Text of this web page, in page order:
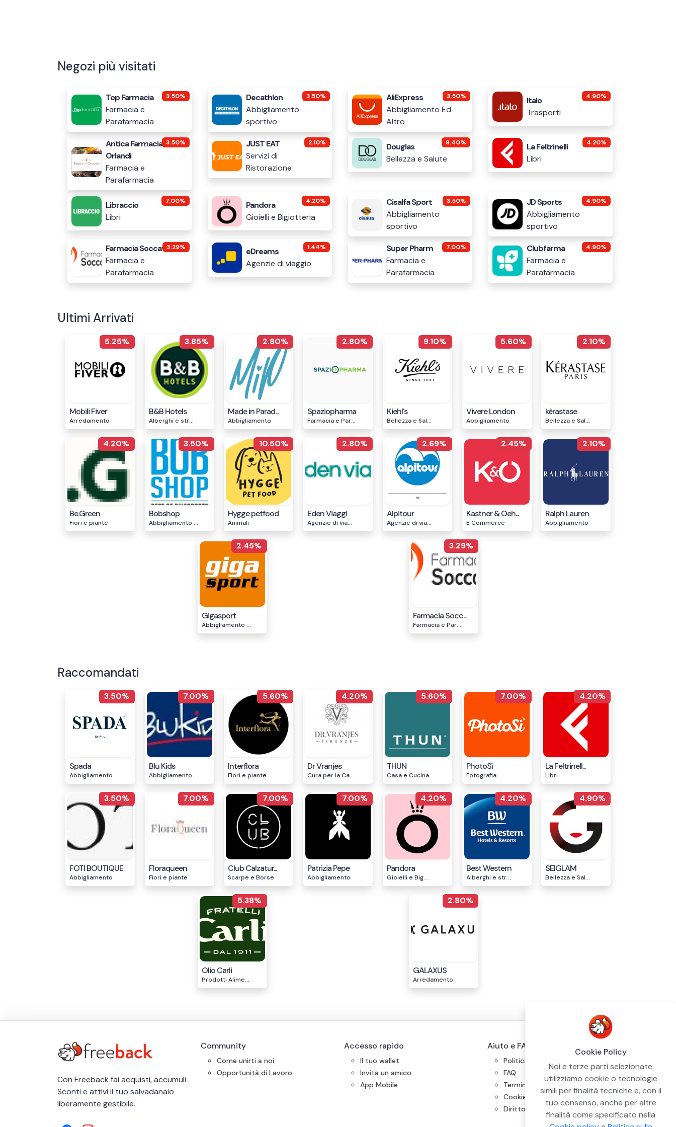
Negozi più visitati
Top Farmacia
Farmacia e
Parafarmacia
3.50%
Decathlon
Abbigliamento
sportivo
3.50%
AliExpress
Abbigliamento Ed
Altro
3.50%
Italo
Trasporti
4.90%
Antica Farmacia
Orlandi
Farmacia e
Parafarmacia
3.50%
JUST EAT
Servizi di
Ristorazione
2.10%
Douglas
Bellezza e Salute
8.40%
La Feltrinelli
Libri
4.20%
Libraccio
Libri
7.00%
Pandora
Gioielli e Bigiotteria
4.20%
Cisalfa Sport
Abbigliamento
sportivo
3.50%
JD Sports
Abbigliamento
sportivo
4.90%
Farmacia Soccavo
Farmacia e
Parafarmacia
3.29%
eDreams
Agenzie di viaggio
1.44%
Super Pharm
Farmacia e
Parafarmacia
7.00%
Clubfarma
Farmacia e
Parafarmacia
4.90%
Ultimi Arrivati
Mobili Fiver
Arredamento
5.25%
B&B Hotels
Alberghi e str...
3.85%
Made in Parad...
Abbigliamento
2.80%
Spaziopharma
Farmacia e Par...
2.80%
Kiehl's
Bellezza e Sal...
9.10%
Vivere London
Abbigliamento
5.60%
kèrastase
Bellezza e Sal...
2.10%
Be.Green
Fiori e piante
4.20%
Bobshop
Abbigliamento ...
3.50%
Hygge petfood
Animali
10.50%
Eden Viaggi
Agenzie di via...
2.80%
Alpitour
Agenzie di via...
2.69%
Kastner & Oeh...
E Commerce
2.45%
Ralph Lauren
Abbigliamento
2.10%
Gigasport
Abbigliamento ...
2.45%
Farmacia Socc...
Farmacia e Par...
3.29%
Raccomandati
Spada
Abbigliamento
3.50%
Blu Kids
Abbigliamento ...
7.00%
Interflora
Fiori e piante
5.60%
Dr Vranjes
Cura per la Ca...
4.20%
THUN
Casa e Cucina
5.60%
PhotoSì
Fotografia
7.00%
La Feltrinell...
Libri
4.20%
FOTI BOUTIQUE
Abbigliamento
3.50%
Floraqueen
Fiori e piante
7.00%
Club Calzatur...
Scarpe e Borse
7.00%
Patrizia Pepe
Abbigliamento
7.00%
Pandora
Gioielli e Big...
4.20%
Best Western
Alberghi e str...
4.20%
SEIGLAM
Bellezza e Sal...
4.90%
Olio Carli
Prodotti Alime...
5.38%
GALAXUS
Arredamento
2.80%
Cookie Policy
Noi e terze parti selezionate
utilizziamo cookie o tecnologie
simili per finalità tecniche e, con il
tuo consenso, anche per altre
finalità come specificato nella
Con Freeback fai acquisti, accumuli
Sconti e attivi il tuo salvadanaio
liberamente gestibile.
Community
Come unirti a noi
Opportunità di Lavoro
Accesso rapido
Il tuo wallet
Invita un amico
App Mobile
Aiuto e FAQs
Politica di Privacy
FAQ
Termini e condizioni
Cookie Policy
Diritto di Recesso